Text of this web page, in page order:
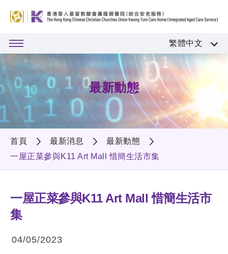
繁體中文
最新動態
首頁 最新消息
最新動態
一屋正菜參與K11 Art Mall 惜簡生活市集
一屋正菜參與K11 Art Mall 惜簡生活市
集
04/05/2023